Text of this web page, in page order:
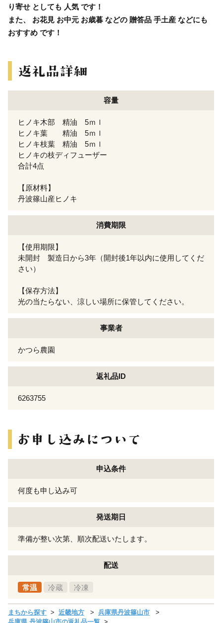
り寄せ としても 人気 です！
また、 お花見 お中元 お歳暮 などの 贈答品 手土産 などにも
おすすめ です！
容量
ヒノキ木部 精油 5ｍｌ
ヒノキ葉 精油 5ｍｌ
ヒノキ枝葉 精油 5ｍｌ
ヒノキの枝ディフューザー
合計4点
【原材料】
丹波篠山産ヒノキ
消費期限
【使用期限】
未開封 製造日から3年（開封後1年以内に使用してくだ
さい）
【保存方法】
光の当たらない、涼しい場所に保管してください。
事業者
かつら農園
返礼品ID
6263755
申込条件
何度も申し込み可
発送期日
準備が整い次第、順次配送いたします。
配送
常温 冷蔵 冷凍
まちから探す 近畿地方
兵庫県丹波篠山市